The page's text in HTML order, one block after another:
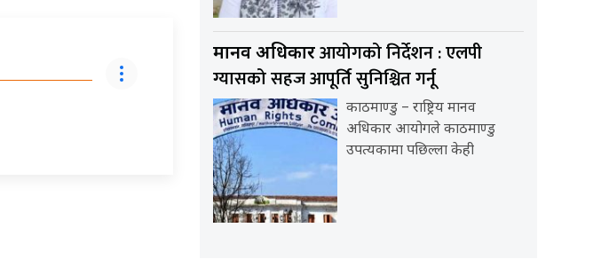
मानव अधिकारआयोगको निर्देशन : एलपी
ग्यासको सहज आपूर्ति सुनिश्चित गर्नू
काठमाण्डु – राष्ट्रिय मानव
अधिकार आयोगले काठमाण्डु
उपत्यकामा पछिल्ला केही